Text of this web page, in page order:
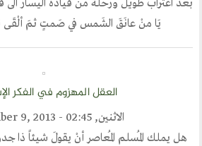
الحوار الحضاري
الحوار في الاسلام
الحوار مع الاخر
بعد اغتراب طويل ورحلة من قيادة اليسار
يَا منْ عانَقَ الشَمس في صَمتٍ ثمَ ألْقَى
العقل المهزوم في الفكر
الاثنين, December 9, 2013 - 02:45
هل يملك المُسلم المُعاصر أنْ يقولَ شيئاً ذا